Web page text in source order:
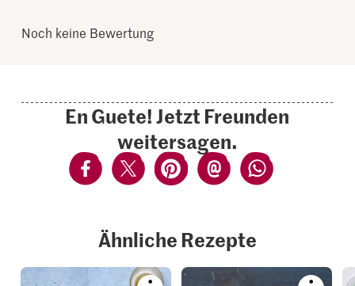
Noch keine Bewertung
En Guete! Jetzt Freunden
weitersagen.
Ähnliche Rezepte